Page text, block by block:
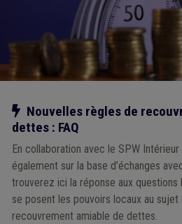
Notre action
Nouvelles règles de
dettes : FAQ
En collaboration avec le SPW
également sur la base d’échanges
trouverez ici la réponse aux questions
se posent les pouvoirs locaux au
recouvrement amiable de dettes.